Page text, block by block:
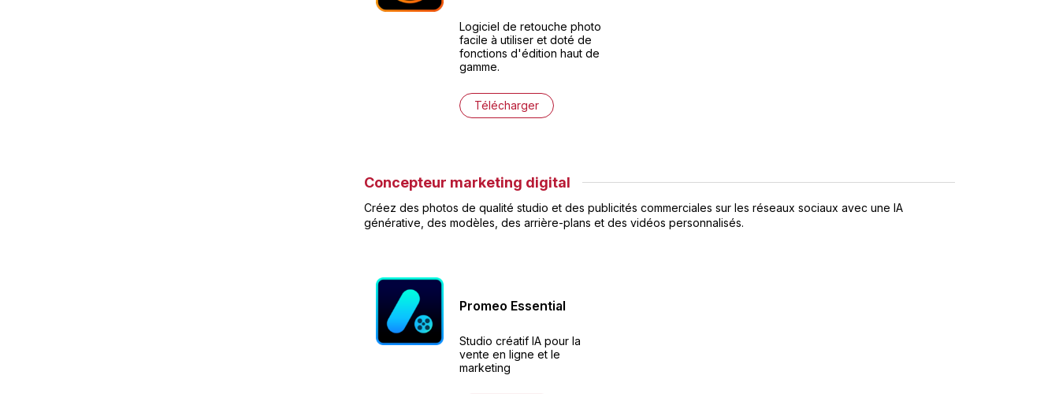
Logiciel de retouche photo
facile à utiliser et doté de
fonctions d'édition haut de
gamme.
Télécharger
Concepteur marketing digital
Créez des photos de qualité studio et des publicités commerciales sur les réseaux sociaux avec une IA
générative, des modèles, des arrière-plans et des vidéos personnalisés.​
Promeo Essential
Studio créatif IA pour la
vente en ligne et le
marketing